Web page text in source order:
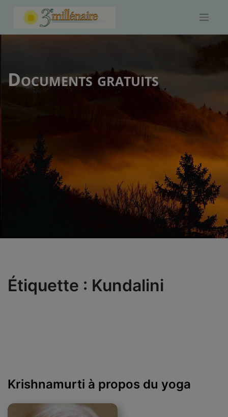
Documents gratuits
Étiquette : Kundalini
Krishnamurti à propos du yoga